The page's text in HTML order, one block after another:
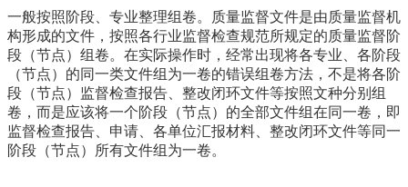
一般按照阶段、专业整理组卷。质量监督文件是由质量监督机
构形成的文件，按照各行业监督检查规范所规定的质量监督阶
段（节点）组卷。在实际操作时，经常出现将各专业、各阶段
（节点）的同一类文件组为一卷的错误组卷方法，不是将各阶
段（节点）监督检查报告、整改闭环文件等按照文种分别组
卷，而是应该将一个阶段（节点）的全部文件组在同一卷，即
监督检查报告、申请、各单位汇报材料、整改闭环文件等同一
阶段（节点）所有文件组为一卷。